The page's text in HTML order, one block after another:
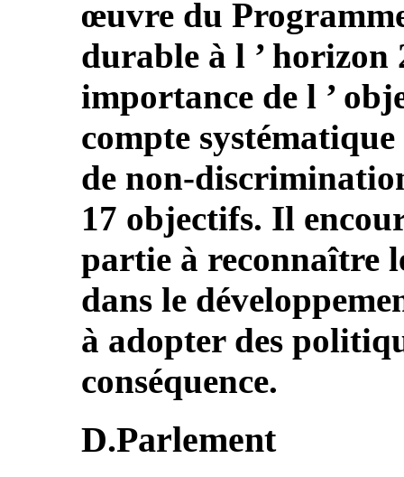
œuvre du
durable à l ’ horizon
importance de l ’
compte
de non-
17 objectifs. Il
partie à reconnaître
dans le
à adopter des
conséquence.
D.Parlement